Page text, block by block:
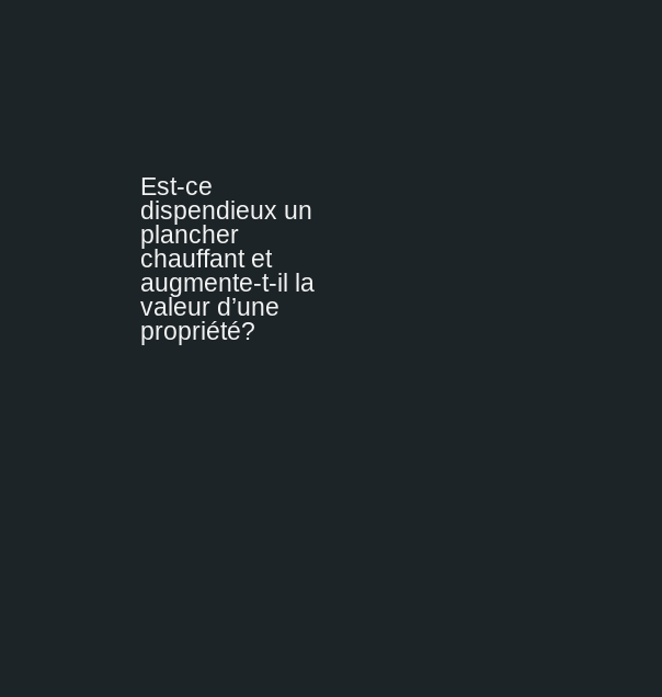
Est-ce
dispendieux un
plancher
chauffant et
augmente-t-il la
valeur d’une
propriété?